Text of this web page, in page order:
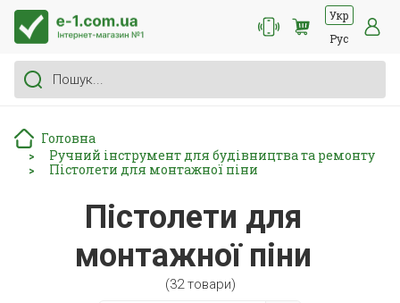
Укр
Рус
Головна
> Ручний інструмент для будівництва та ремонту
> Пістолети для монтажної піни
Пістолети для
монтажної піни
(32 товари)